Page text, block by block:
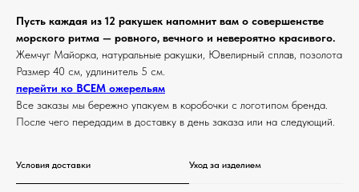
Пусть каждая из 12 ракушек напомнит вам о совершенстве
морского ритма — ровного, вечного и невероятно красивого.
Жемчуг Майорка, натуральные ракушки, Ювелирный сплав, позолота
Размер 40 см, удлинитель 5 см.
перейти ко ВСЕМ ожерельям
Все заказы мы бережно упакуем в коробочки с логотипом бренда.
После чего передадим в доставку в день заказа или на следующий.
Условия доставки Уход за изделием